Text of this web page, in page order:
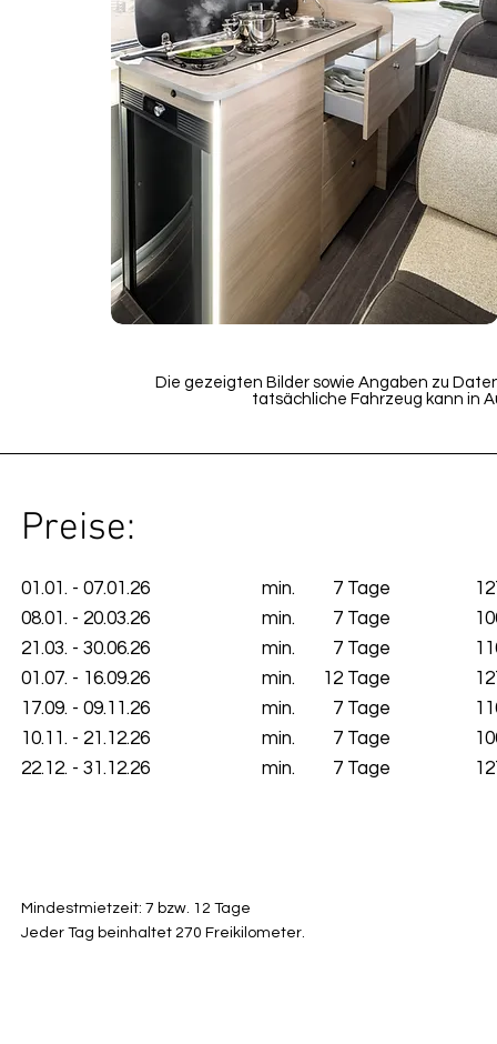
Die gezeigten Bilder sowie Angaben zu
tatsächliche Fahrzeug kann in
Preise:
01.01. - 07.01.26
08.01. - 20.03.26
21.03. - 30.06.26
01.07. - 16.09.26
17.09. - 09.11.26
10.11. - 21.12.26
22.12. - 31.12.26
min.
min.
min.
min.
min.
min.
​min.
7 Tage
7 Tage
7 Tage
12 Tage
7 Tage
7 Tage
7 Tage
Mindestmietzeit: 7 bzw. 12 Tage
Jeder Tag beinhaltet 270 Freikilometer.